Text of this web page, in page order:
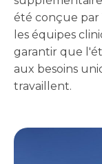
été conçue par
les équipes
garantir que
aux besoins
travaillent.